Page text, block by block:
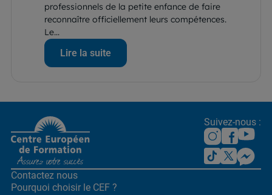
professionnels de la petite enfance de faire
reconnaître officiellement leurs compétences.
Le...
Lire la suite
Suivez-nous :
Contactez nous
Pourquoi choisir le CEF ?